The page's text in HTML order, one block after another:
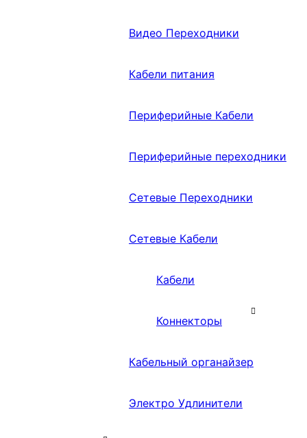
Видео Переходники
Кабели питания
Периферийные Кабели
Периферийные переходники
Сетевые Переходники
Сетевые Кабели
Кабели
Коннекторы
Кабельный органайзер
Электро Удлинители